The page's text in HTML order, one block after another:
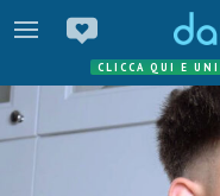
CLICCA QUI E